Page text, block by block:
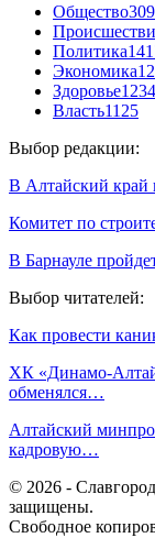
Общество
Политика
Экономика
Здоровье1234
Власть1125
Выбор редакции:
В Алтайский край
Комитет по
В Барнауле
Выбор читателей:
Как провести
ХК «Динамо-
обменялся…
Алтайский
кадровую…
© 2026 -
защищены.
Свободное